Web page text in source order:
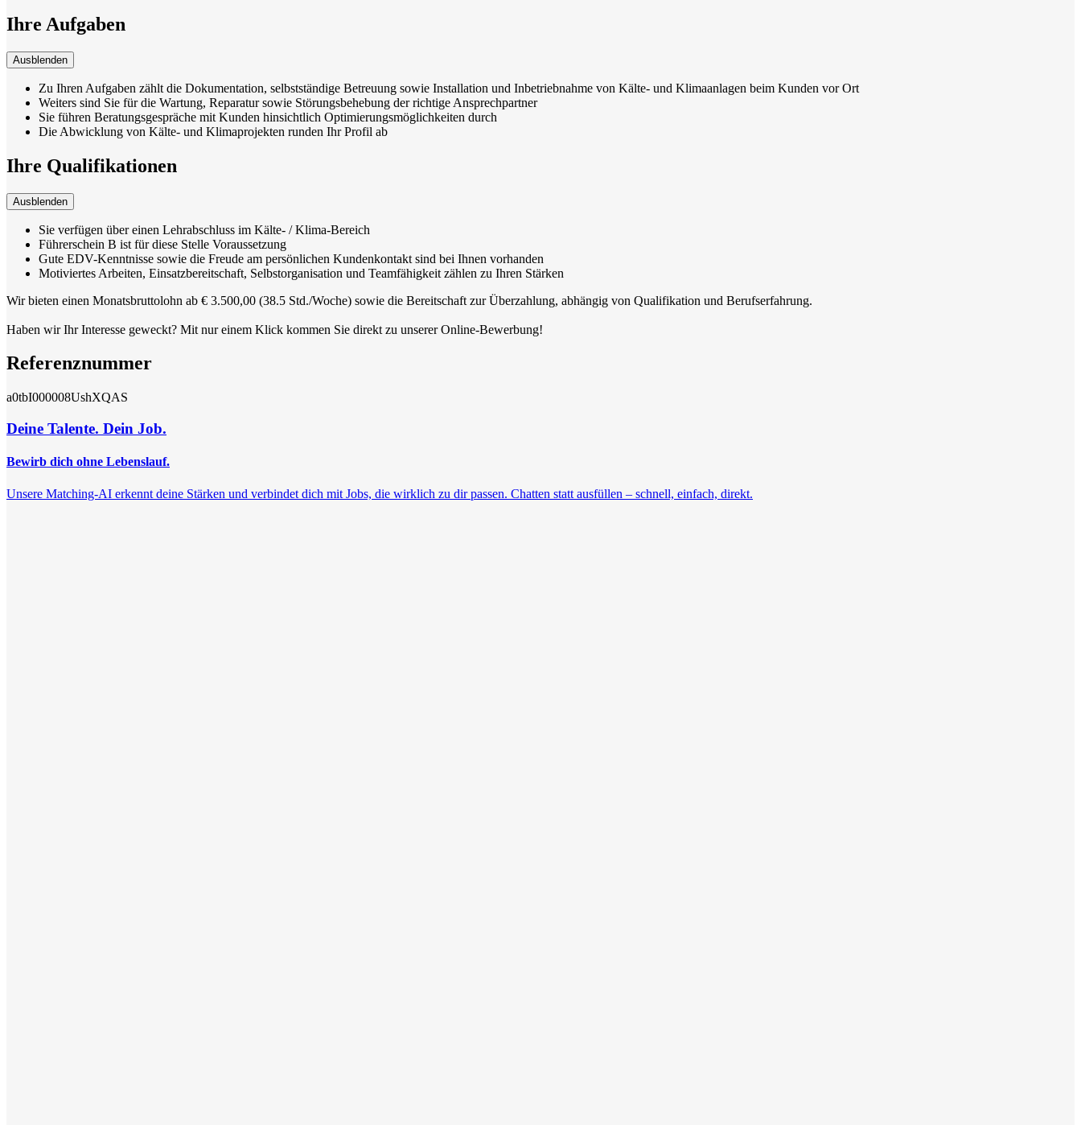
Ihre Aufgaben
Ausblenden
Zu Ihren Aufgaben zählt die Dokumentation, selbstständige Betreuung sowie Installation und Inbetriebnahme von Kälte- und Klimaanlagen beim Kunden vor Ort
Weiters sind Sie für die Wartung, Reparatur sowie Störungsbehebung der richtige Ansprechpartner
Sie führen Beratungsgespräche mit Kunden hinsichtlich Optimierungsmöglichkeiten durch
Die Abwicklung von Kälte- und Klimaprojekten runden Ihr Profil ab
Ihre Qualifikationen
Ausblenden
Sie verfügen über einen Lehrabschluss im Kälte- / Klima-Bereich
Führerschein B ist für diese Stelle Voraussetzung
Gute EDV-Kenntnisse sowie die Freude am persönlichen Kundenkontakt sind bei Ihnen vorhanden
Motiviertes Arbeiten, Einsatzbereitschaft, Selbstorganisation und Teamfähigkeit zählen zu Ihren Stärken
Wir bieten einen Monatsbruttolohn ab € 3.500,00 (38.5 Std./Woche) sowie die Bereitschaft zur Überzahlung, abhängig von Qualifikation und Berufserfahrung.
Haben wir Ihr Interesse geweckt? Mit nur einem Klick kommen Sie direkt zu unserer Online-Bewerbung!
Referenznummer
a0tbI000008UshXQAS
Deine Talente. Dein Job.
Bewirb dich ohne Lebenslauf.
Unsere Matching-AI erkennt deine Stärken und verbindet dich mit Jobs, die wirklich zu dir passen. Chatten statt ausfüllen – schnell, einfach, direkt.